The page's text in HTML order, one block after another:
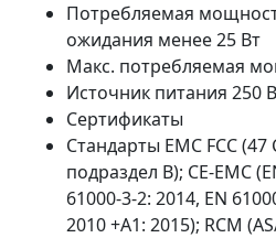
Потребляемая
ожидания менее 25 Вт
Макс. потребляемая
Источник питания 250
Сертификаты
Стандарты EMC FCC (47
подраздел B); CE-EMC
61000-3-2: 2014, EN
2010 +A1: 2015); RCM